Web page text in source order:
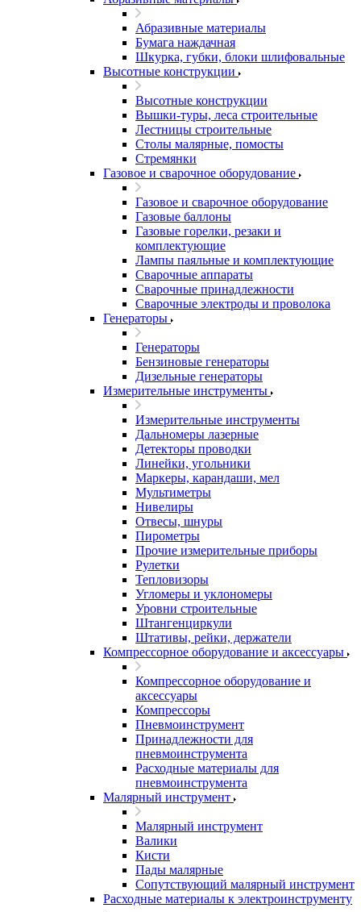
Абразивные материалы
Бумага наждачная
Шкурка, губки, блоки шлифовальные
Высотные конструкции
Высотные конструкции
Вышки-туры, леса строительные
Лестницы строительные
Столы малярные, помосты
Стремянки
Газовое и сварочное оборудование
Газовое и сварочное оборудование
Газовые баллоны
Газовые горелки, резаки и
комплектующие
Лампы паяльные и комплектующие
Сварочные аппараты
Сварочные принадлежности
Сварочные электроды и проволока
Генераторы
Генераторы
Бензиновые генераторы
Дизельные генераторы
Измерительные инструменты
Измерительные инструменты
Дальномеры лазерные
Детекторы проводки
Линейки, угольники
Маркеры, карандаши, мел
Мультиметры
Нивелиры
Отвесы, шнуры
Пирометры
Прочие измерительные приборы
Рулетки
Тепловизоры
Угломеры и уклономеры
Уровни строительные
Штангенциркули
Штативы, рейки, держатели
Компрессорное оборудование и аксессуары
Компрессорное оборудование и
аксессуары
Компрессоры
Пневмоинструмент
Принадлежности для
пневмоинструмента
Расходные материалы для
пневмоинструмента
Малярный инструмент
Малярный инструмент
Валики
Кисти
Пады малярные
Сопутствующий малярный инструмент
Расходные материалы к электроинструменту